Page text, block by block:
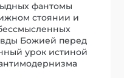
фантомы
стоянии и
Божией перед
урок истиной